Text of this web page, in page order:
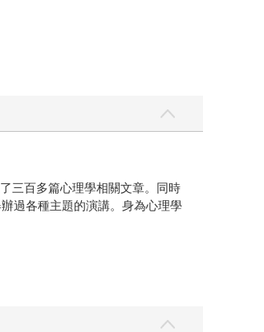
三百多篇心理學相關文章。同時
過各種主題的演講。身為心理學